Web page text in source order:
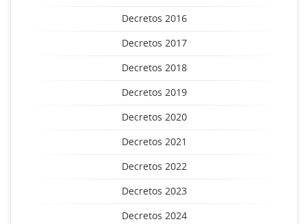
Decretos 2016
Decretos 2017
Decretos 2018
Decretos 2019
Decretos 2020
Decretos 2021
Decretos 2022
Decretos 2023
Decretos 2024